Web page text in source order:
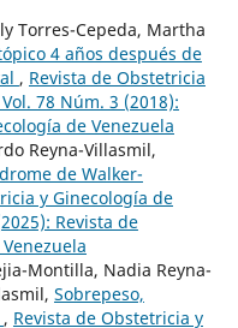
Torres-Cepeda, Martha
4 años después de
, Revista de Obstetricia
78 Núm. 3 (2018):
de Venezuela
Reyna-Villasmil,
de Walker-
y Ginecología de
Revista de
Montilla, Nadia Reyna-
Sobrepeso,
, Revista de Obstetricia y